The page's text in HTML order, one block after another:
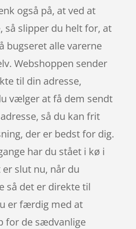
også på, at ved at
så slipper du helt for, at
bugseret alle varerne
Webshoppen sender
til din adresse,
vælger at få dem sendt
så du kan frit
der er bedst for dig.
har du stået i kø i
slut nu, når du
så det er direkte til
er færdig med at
for de sædvanlige